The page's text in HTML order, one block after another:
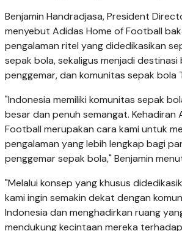
Benjamin Handradjasa, President
menyebut Adidas Home of Football
pengalaman ritel yang didedikasikan
sepak bola, sekaligus menjadi destinasi
penggemar, dan komunitas sepak bola
"Indonesia memiliki komunitas sepak
besar dan penuh semangat. Kehadiran
Football merupakan cara kami untuk
pengalaman yang lebih lengkap bagi
penggemar sepak bola," Benjamin
"Melalui konsep yang khusus
kami ingin semakin dekat dengan
Indonesia dan menghadirkan ruang
mendukung kecintaan mereka